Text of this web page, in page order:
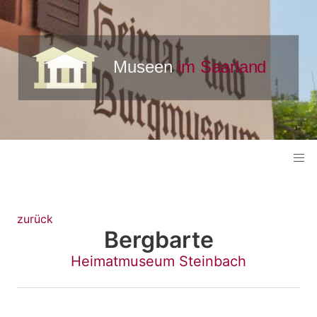
zurück
Bergbarte
Heimatmuseum Steinbach